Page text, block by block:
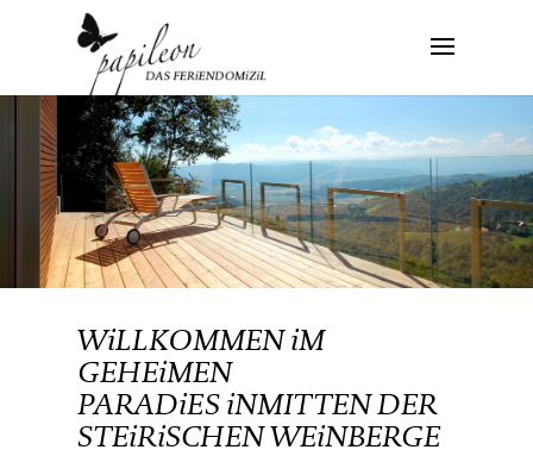
WiLLKOMMEN iM
GEHEiMEN
PARADiES iNMITTEN DER
STEiRiSCHEN WEiNBERGE